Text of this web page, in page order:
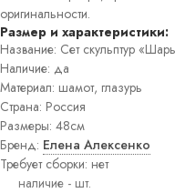
Настольные
зеркала
Люстры
Подвесные
светильники
Потолочные
светильники
Бра
Настольные
лампы
Торшеры
Картины
оригинальности.
Размер и характеристики:
Название: Сет скульптур
Наличие: да
Материал: шамот, глазурь
Страна: Россия
Размеры: 48см
Бренд: Елена Алексенко
Требует сборки: нет